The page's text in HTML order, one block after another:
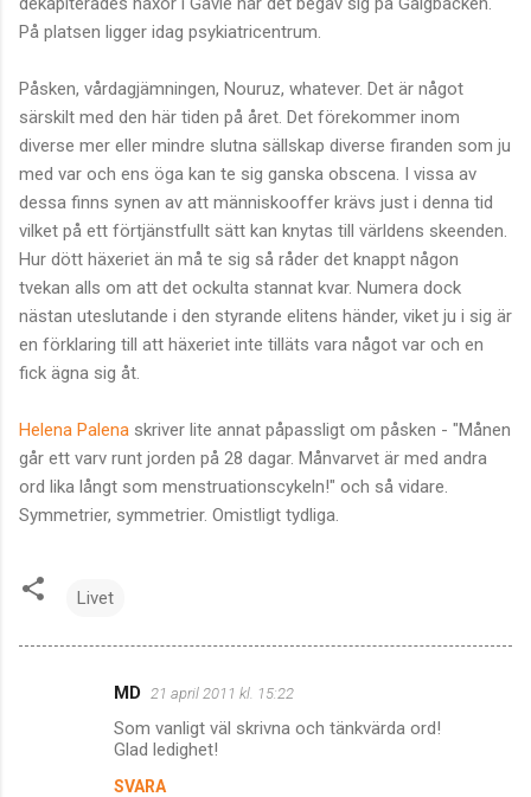
På platsen ligger idag psykiatricentrum.
Påsken, vårdagjämningen, Nouruz, whatever. Det är något
särskilt med den här tiden på året. Det förekommer inom
diverse mer eller mindre slutna sällskap diverse firanden som ju
med var och ens öga kan te sig ganska obscena. I vissa av
dessa finns synen av att människooffer krävs just i denna tid
vilket på ett förtjänstfullt sätt kan knytas till världens skeenden.
Hur dött häxeriet än må te sig så råder det knappt någon
tvekan alls om att det ockulta stannat kvar. Numera dock
nästan uteslutande i den styrande elitens händer, viket ju i sig är
en förklaring till att häxeriet inte tilläts vara något var och en
fick ägna sig åt.
Helena Palena skriver lite annat påpassligt om påsken - "Månen
går ett varv runt jorden på 28 dagar. Månvarvet är med andra
ord lika långt som menstruationscykeln!" och så vidare.
Symmetrier, symmetrier. Omistligt tydliga.
Livet
MD 21 april 2011 kl. 15:22
Som vanligt väl skrivna och tänkvärda ord!
Glad ledighet!
SVARA